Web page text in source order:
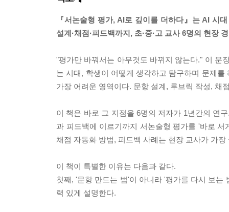
『서논술형 평가, AI로 깊이를 더하다』는 AI 시
설계·채점·피드백까지, 초·중·고 교사 6명의 현장
"평가만 바꿔서는 아무것도 바뀌지 않는다." 이 문
는 시대, 학생이 어떻게 생각하고 탐구하며 문제
가장 어려운 영역이다. 문항 설계, 루브릭 작성, 채
이 책은 바로 그 지점을 6명의 저자가 1년간의 연
과 피드백에 이르기까지 서논술형 평가를 '바로
채점 자동화 방법, 피드백 사례는 현장 교사가 가
이 책이 특별한 이유는 다음과 같다.
첫째, '문항 만드는 법'이 아니라 '평가를 다시 보
력 있게 설명한다.